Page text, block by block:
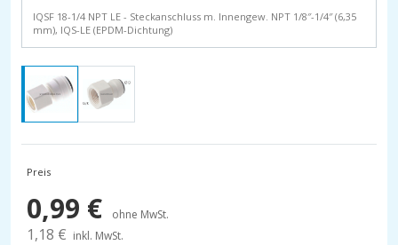
IQSF 18-1/4 NPT LE - Steckanschluss m. Innengew. NPT 1/8″-1/4″ (6,35
mm), IQS-LE (EPDM-Dichtung)
Preis
0,99 € ohne MwSt.
1,18 € inkl. MwSt.